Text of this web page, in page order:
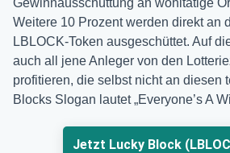
Weitere 10 Prozent werden direkt an
LBLOCK-Token ausgeschüttet. Auf
auch all jene Anleger von den
profitieren, die selbst nicht an diesen
Blocks Slogan lautet „Everyone’s A
Jetzt Lucky Block